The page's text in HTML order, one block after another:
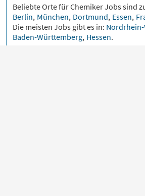
Beliebte Orte fürChemikerJobs sind
Berlin, München, Dortmund, Essen,
Die meisten Jobs gibt es in:
Baden-Württemberg, Hessen.